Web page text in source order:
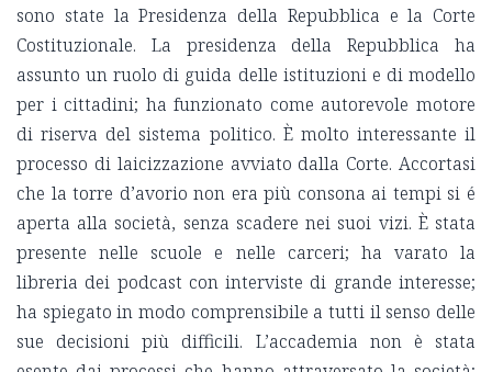
sono state la Presidenza della Repubblica e la Corte
Costituzionale. La presidenza della Repubblica ha
assunto un ruolo di guida delle istituzioni e di modello
per i cittadini; ha funzionato come autorevole motore
di riserva del sistema politico. È molto interessante il
processo di laicizzazione avviato dalla Corte. Accortasi
che la torre d’avorio non era più consona ai tempi si é
aperta alla società, senza scadere nei suoi vizi. È stata
presente nelle scuole e nelle carceri; ha varato la
libreria dei podcast con interviste di grande interesse;
ha spiegato in modo comprensibile a tutti il senso delle
sue decisioni più difficili. L’accademia non è stata